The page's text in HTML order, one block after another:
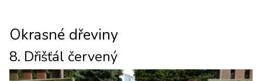
Okrasné dřeviny
8. Dřišťál červený